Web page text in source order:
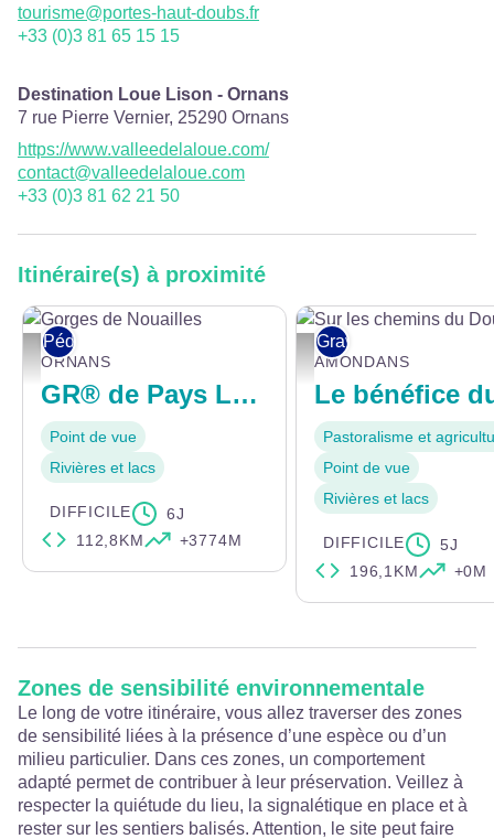
tourisme@portes-haut-doubs.fr
+33 (0)3 81 65 15 15
Destination Loue Lison - Ornans
7 rue Pierre Vernier, 25290 Ornans
https://www.valleedelaloue.com/
contact@valleedelaloue.com
+33 (0)3 81 62 21 50
Itinéraire(s) à proximité
Gorges de Nouailles - ©Doubstourisme
Pédestre
ORNANS
GR® de Pays Loue Lison
Point de vue
Rivières et lacs
DIFFICILE
6J
112,8KM
+3774M
Sur les chemins du Doubs -
Gravel
AMONDANS
Pastoralisme et
Point de vue
Rivières et lacs
DIFFICILE
5J
196,1KM
+0M
Zones de sensibilité environnementale
Le long de votre itinéraire, vous allez traverser des zones
de sensibilité liées à la présence d’une espèce ou d’un
milieu particulier. Dans ces zones, un comportement
adapté permet de contribuer à leur préservation. Veillez à
respecter la quiétude du lieu, la signalétique en place et à
rester sur les sentiers balisés. Attention, le site peut faire